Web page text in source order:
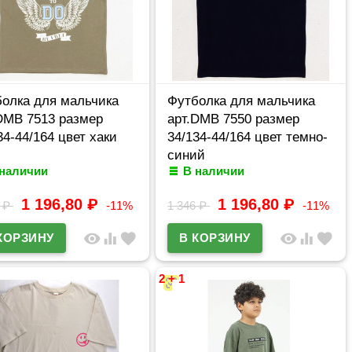
для мальчика
7513 размер
44/164 цвет хаки
₽ 1 196,80 ₽ -11%
visibility equalizer favorite
Футболка для мальчика
арт.DMB 7550 размер
34/134-44/164 цвет темно-
синий
В наличии
1 346₽ 1 196,80₽ -11%
visibility equalizer favorite
2 + 1